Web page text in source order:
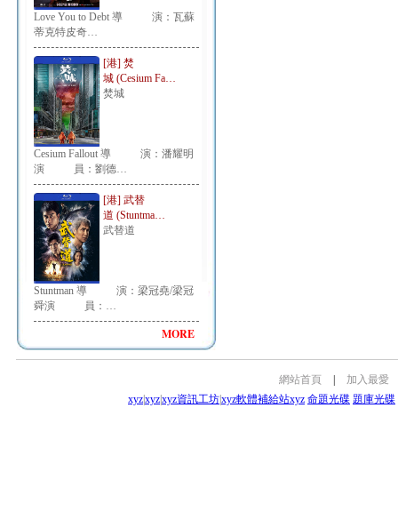
Love You to Debt 導 演：瓦蘇
蒂克特皮奇…
[港] 焚
城 (Cesium Fa…
焚城
Cesium Fallout 導 演：潘耀明
演 員：劉德…
[港] 武替
道 (Stuntma…
武替道
Stuntman 導 演：梁冠堯/梁冠
舜演 員：…
MORE
網站首頁
加入最愛
xyzxyzxyz資訊工坊xyz軟體補給站xyz 命題光碟 題庫光碟